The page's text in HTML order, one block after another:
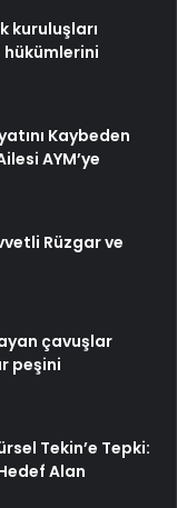
kuruluşları
Kaybeden
AYM’ye
Rüzgar ve
çavuşlar
peşini
Tekin’e Tepki:
Alan